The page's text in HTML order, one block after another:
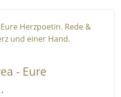
- Eure